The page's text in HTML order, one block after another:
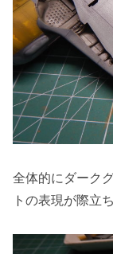
全体的にダーク
トの表現が際立